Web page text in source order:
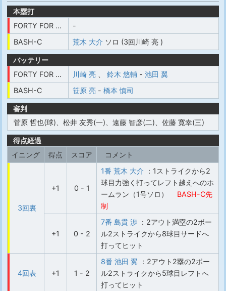
本塁打
FORTY FOR BLOX YAMAGATA
-
BASH-C
荒木 大介 ソロ (3回川崎 亮 )
バッテリー
FORTY FOR BLOX YAMAGATA
川崎 亮 鈴木 悠輔 - 池田 翼
BASH-C
笹原 亮 - 橋本 慎司
審判
菅原 哲也(球)、松井 友秀(一)、遠藤 智彦(二)、佐藤 寛幸(三)
得点経過
イニング
得点 スコア コメント
3回裏
+1 0 - 1
1番 荒木 大介 ：1ストライクから2
球目力強く打ってレフト越えへのホ
ームラン（1号ソロ）
BASH-C先
制
+1 0 - 2
7番 島貫 渉 ：2アウト満塁の2ボー
ル2ストライクから8球目サードへ
打ってヒット
4回表 +1 1 - 2
8番 池田 翼 ：2アウト2塁の2ボー
ル2ストライクから5球目レフトへ
打ってヒット